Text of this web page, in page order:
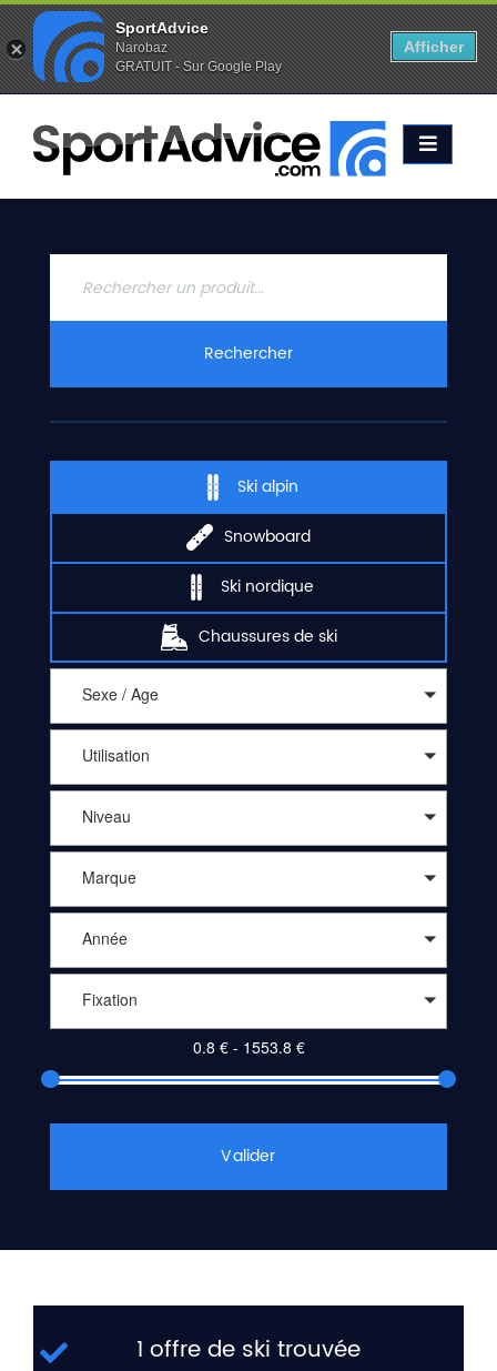
Favoris (0) Alertes (0)
ACCUEIL
SKIS
2020
CONTACT
Rechercher
Ski alpin
Snowboard
Ski nordique
Chaussures de ski
Sexe / Age
Utilisation
Niveau
Marque
Année
Fixation
Valider
1 offre de ski trouvée
SportAdvice
Narobaz
GRATUIT - Sur Google Play
Afficher